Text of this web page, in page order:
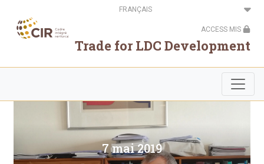
contenu
principal
Select
your
ACCESS MIS
Trade for LDC Development
7 mai 2019